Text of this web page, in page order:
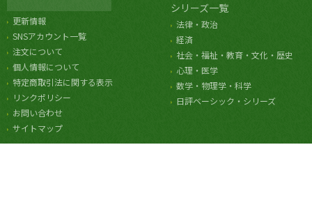
更新情報
SNSアカウント一覧
注文について
個人情報について
特定商取引法に関する表示
リンクポリシー
お問い合わせ
サイトマップ
シリーズ一覧
法律・政治
経済
社会・福祉・教育・文化・歴史
心理・医学
数学・物理学・科学
日評ベーシック・シリーズ